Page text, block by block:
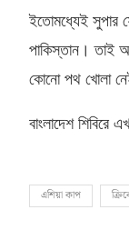
ইতোমধ্যেই সুপার
পাকিস্তান। তাই
কোনো পথ খোলা
বাংলাদেশ শিবিরে
এশিয়া কাপ